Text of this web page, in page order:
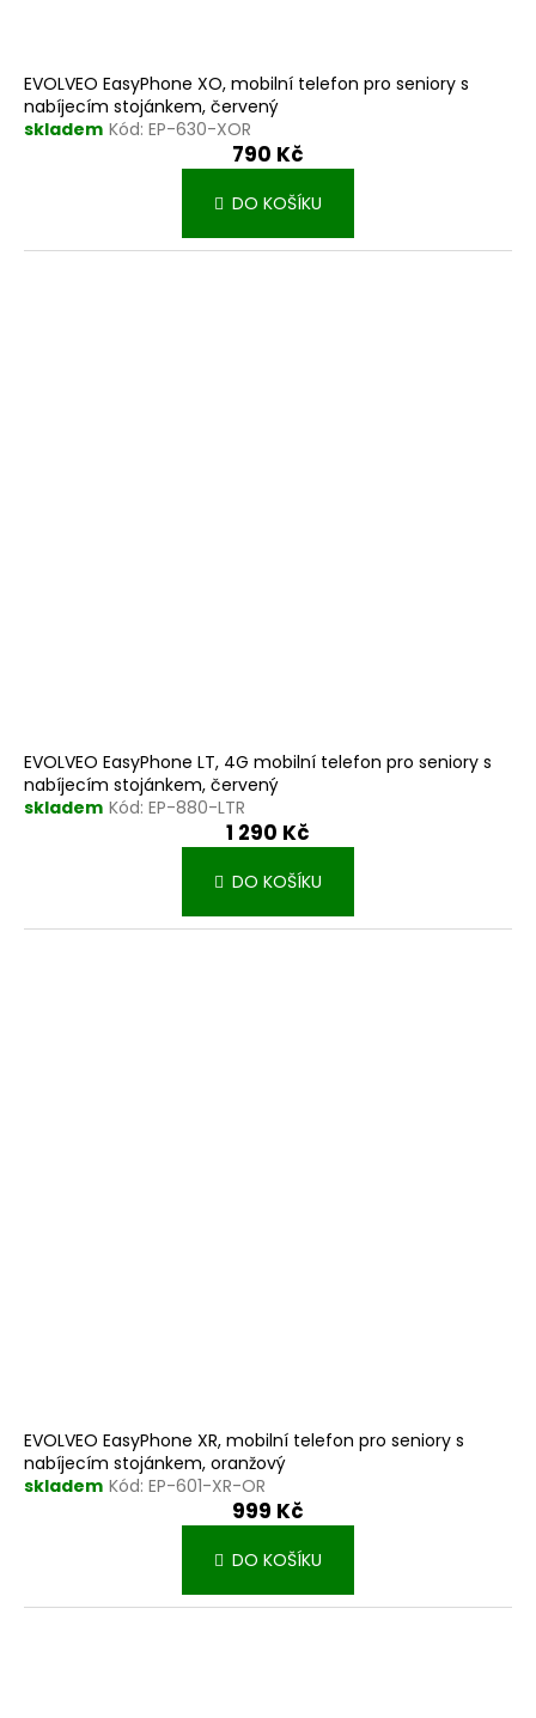
EVOLVEO EasyPhone XO, mobilní telefon pro seniory s
nabíjecím stojánkem, červený
skladem Kód: EP-630-XOR
790 Kč
DO KOŠÍKU
EVOLVEO EasyPhone LT, 4G mobilní telefon pro seniory s
nabíjecím stojánkem, červený
skladem Kód: EP-880-LTR
1 290 Kč
DO KOŠÍKU
EVOLVEO EasyPhone XR, mobilní telefon pro seniory s
nabíjecím stojánkem, oranžový
skladem Kód: EP-601-XR-OR
999 Kč
DO KOŠÍKU